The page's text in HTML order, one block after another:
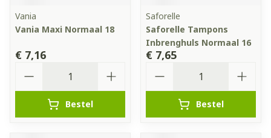
Vania
Vania Maxi Normaal 18
€ 7,16
Bestel
Saforelle
Saforelle Tampons
Inbrenghuls Normaal 16
€ 7,65
Bestel